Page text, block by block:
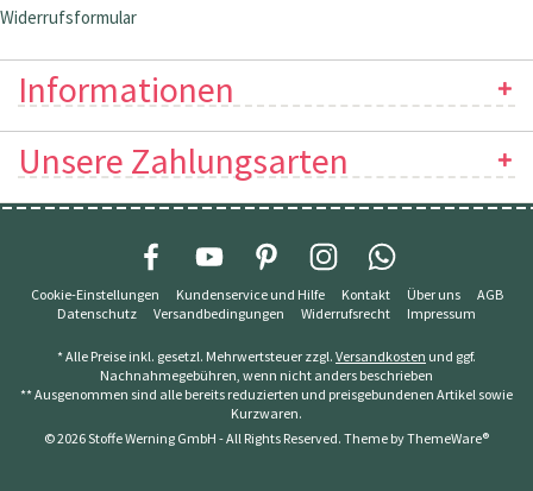
Widerrufsformular
Informationen
Unsere Zahlungsarten
Cookie-Einstellungen Kundenservice und Hilfe Kontakt Über uns
AGB
Datenschutz
Versandbedingungen Widerrufsrecht Impressum
* Alle Preise inkl. gesetzl. Mehrwertsteuer zzgl. Versandkosten und ggf.
Nachnahmegebühren, wenn nicht anders beschrieben
** Ausgenommen sind alle bereits reduzierten und preisgebundenen Artikel sowie
Kurzwaren.
© 2026 Stoffe Werning GmbH - All Rights Reserved. Theme byThemeWare®